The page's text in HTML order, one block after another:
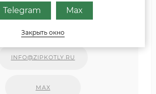
для Вас способом
свяжутся с Вами.
INFO@ZIPKOTLY.RU
MAX
Telegram Max
Закрыть окно